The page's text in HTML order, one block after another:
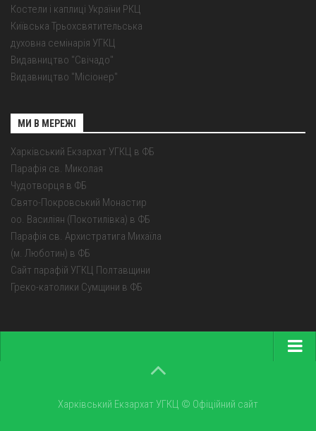
Костели і каплиці України РКЦ
Київська Трьохсвятительська
духовна семінарія УГКЦ
Видавництво "Свічадо"
Видавництво "Місіонер"
МИ В МЕРЕЖІ
Харківський Екзархат УГКЦ в ФБ
Парафія св. Миколая
Чудотворця в ФБ
Свято-Покровський Монастир
оо. Василіян (Покотилівка) в ФБ
Парафія св. Архистратига Михаїла
(м. Люботин) в ФБ
Сайт парафій УГКЦ Полтавщини
Греко-католики Сумщини в ФБ
Про екзархатХарківський Екзархат УГКЦ © Офіційний сайт